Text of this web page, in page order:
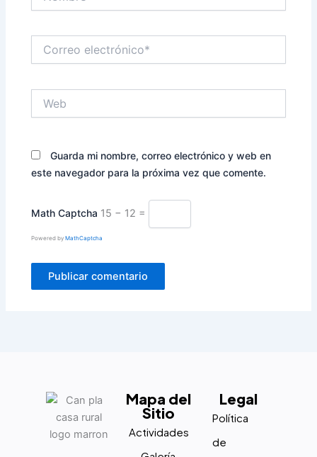
electrónico*
Guarda mi nombre, correo electrónico y web en
este navegador para la próxima vez que comente.
Math Captcha 15 − 12 =
Powered byMathCaptcha
Mapa del
Sitio
Actividades
Legal
Política
de